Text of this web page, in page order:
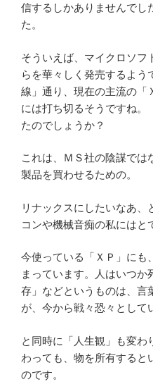
信するしかありませんでし
た。
そういえば、マイクロソフ
らを華々しく発売するよう
線」通り、現在の主流の「
には打ち切るそうですね。
たのでしょうか？
これは、ＭＳ社の陰謀では
製品を買わせるための。
リナックスにしたいなあ、
コンや機械音痴の私にはと
今使っている「ＸＰ」にも
まっています。人はいつか
存」などというものは、言
が、今から戦々恐々として
と同時に「人生観」も変わ
わっても、物を所有すると
のです。